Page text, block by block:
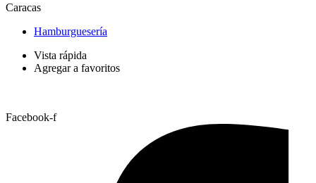
Caracas
Hamburguesería
Vista rápida
Agregar a favoritos
Facebook-f